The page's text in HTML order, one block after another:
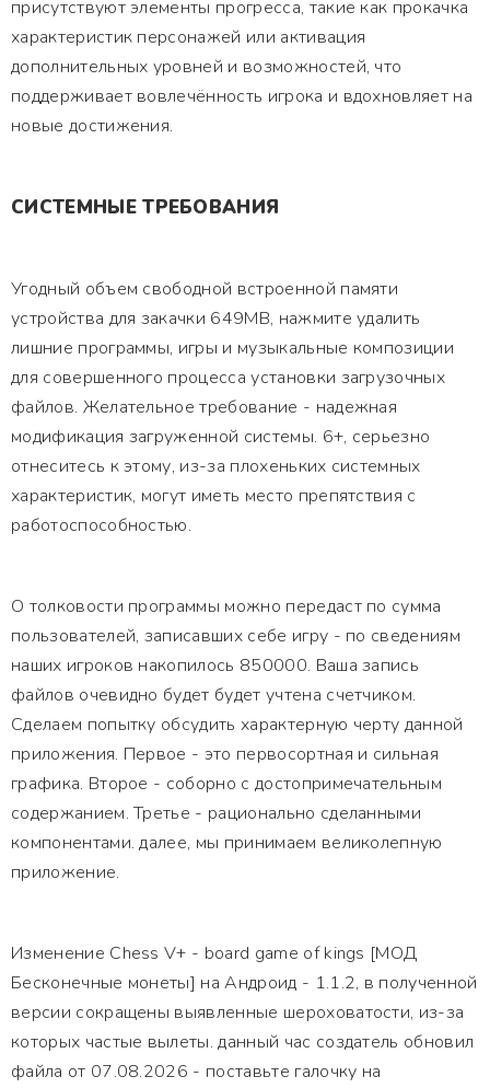
присутствуют элементы прогресса, такие как прокачка
характеристик персонажей или активация
дополнительных уровней и возможностей, что
поддерживает вовлечённость игрока и вдохновляет на
новые достижения.
СИСТЕМНЫЕ ТРЕБОВАНИЯ
Угодный объем свободной встроенной памяти
устройства для закачки 649MB, нажмите удалить
лишние программы, игры и музыкальные композиции
для совершенного процесса установки загрузочных
файлов. Желательное требование - надежная
модификация загруженной системы. 6+, серьезно
отнеситесь к этому, из-за плохеньких системных
характеристик, могут иметь место препятствия с
работоспособностью.
О толковости программы можно передаст по сумма
пользователей, записавших себе игру - по сведениям
наших игроков накопилось 850000. Ваша запись
файлов очевидно будет будет учтена счетчиком.
Сделаем попытку обсудить характерную черту данной
приложения. Первое - это первосортная и сильная
графика. Второе - соборно с достопримечательным
содержанием. Третье - рационально сделанными
компонентами. далее, мы принимаем великолепную
приложение.
Изменение Chess V+ - board game of kings [МОД
Бесконечные монеты] на Андроид - 1.1.2, в полученной
версии сокращены выявленные шероховатости, из-за
которых частые вылеты. данный час создатель обновил
файла от 07.08.2026 - поставьте галочку на